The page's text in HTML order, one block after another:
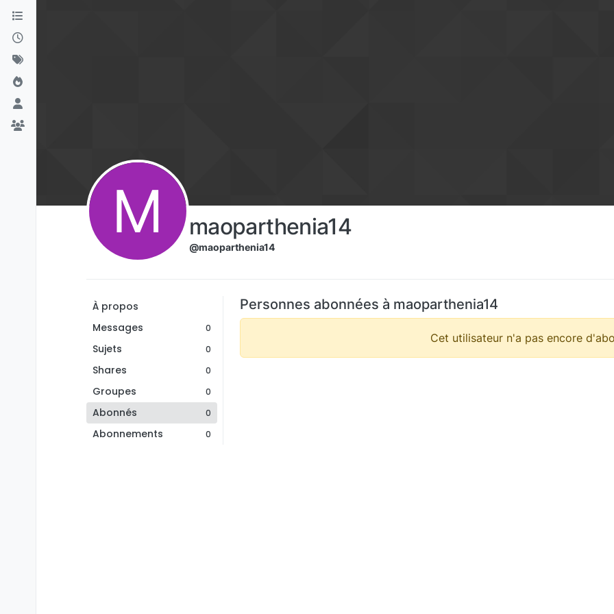
Aller directement au contenu
M maoparthenia14
@maoparthenia14
À propos
Messages
0
Sujets 0
Shares 0
Groupes 0
Abonnés 0
Abonnements 0
Personnes abonnées à maoparthenia14
Cet utilisateur n'a pas encore